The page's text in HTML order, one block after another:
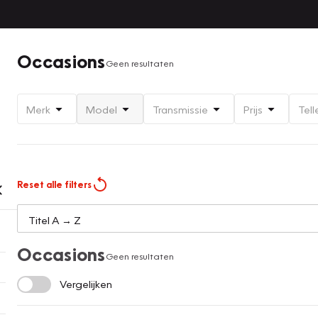
OccasionsGeen resultaten
Merk Model Transmissie Prijs
Reset alle filters
OccasionsGeen resultaten
Vergelijken